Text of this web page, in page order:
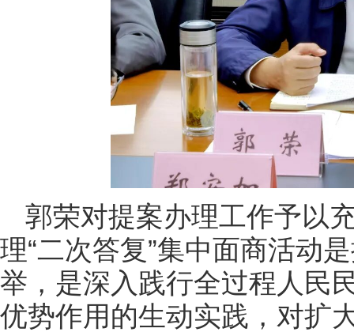
郭荣对提案办理工作予以
理“二次答复”集中面商活动
举，是深入践行全过程人民
优势作用的生动实践，对扩